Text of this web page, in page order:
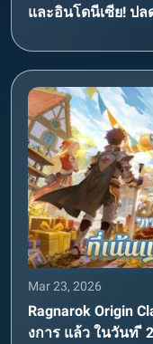
และอินโดนีเซีย! ป
Mar 23, 2026
Ragnarok Origin
งการ แล้ว ในวันท